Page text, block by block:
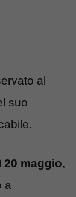
al
suo
20 maggio,
a